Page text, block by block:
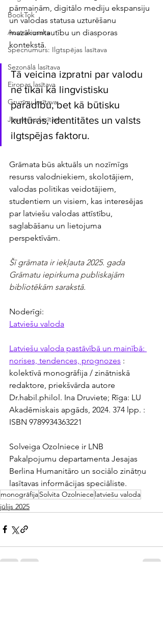
BookTok
Austra iesaka
Specnumurs: Ilgtspējas lasītava
Sezonālā lasītava
Eiropas lasītava
Gruzīnu lasītava
Jaunumu lasītava
pārmaiņām, digitālo mediju ekspansiju
un valodas statusa uzturēšanu
mazākumtautību un diasporas
kontekstā.
Tā veicina izpratni par valodu
ne tikai kā lingvistisku
parādību, bet kā būtisku
kultūras, identitātes un valsts
ilgtspējas faktoru.
Grāmata būs aktuāls un nozīmīgs
resurss valodniekiem, skolotājiem,
valodas politikas veidotājiem,
studentiem un visiem, kas interesējas
par latviešu valodas attīstību,
saglabāšanu un lietojuma
perspektīvām.
Šī grāmata ir iekļauta 2025. gada
Grāmatu iepirkuma publiskajām
bibliotēkām sarakstā.
Noderīgi:
Latviešu valoda
Latviešu valoda pastāvībā un mainībā:
norises, tendences, prognozes :
kolektīvā monogrāfija / zinātniskā
redaktore, priekšvārda autore
Dr.habil.philol. Ina Druviete; Rīga: LU
Akadēmiskais apgāds, 2024. 374 lpp. :
ISBN 9789934363221
Solveiga Ozolniece ir LNB
Pakalpojumu departamenta Jesajas
Berlina Humanitāro un sociālo zinātņu
lasītavas informācijas speciāliste.
monogrāfijaSolvita Ozolniece latviešu valoda
jūlijs 2025